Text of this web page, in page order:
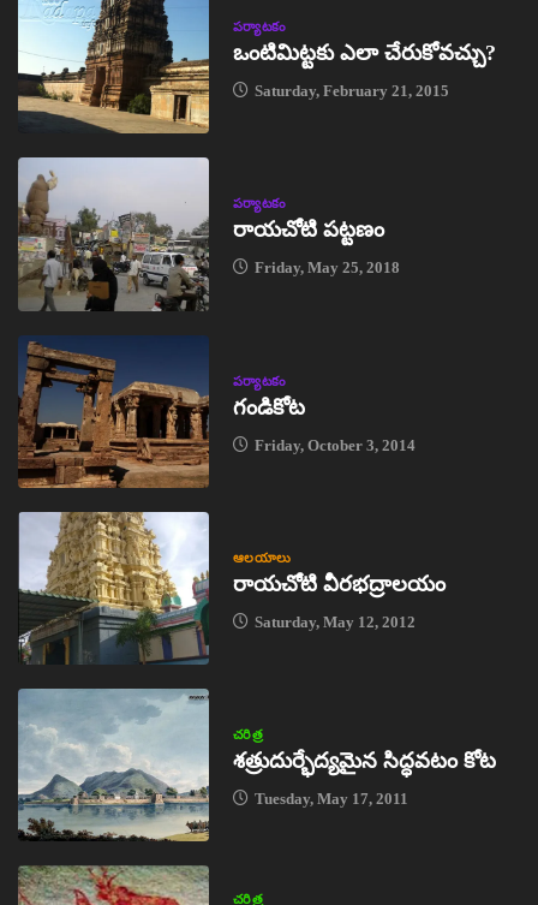
పర్యాటకం
ఒంటిమిట్టకు ఎలా చేరుకోవచ్చు?
Saturday, February 21, 2015
పర్యాటకం
రాయచోటి పట్టణం
Friday, May 25, 2018
పర్యాటకం
గండికోట
Friday, October 3, 2014
ఆలయాలు
రాయచోటి వీరభద్రాలయం
Saturday, May 12, 2012
చరిత్ర
శత్రుదుర్భేద్యమైన సిద్ధవటం కోట
Tuesday, May 17, 2011
చరిత్ర